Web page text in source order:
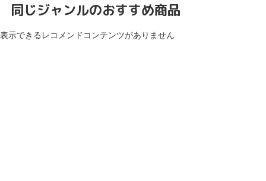
同じジャンルのおすすめ商品
表示できるレコメンドコンテンツがありません